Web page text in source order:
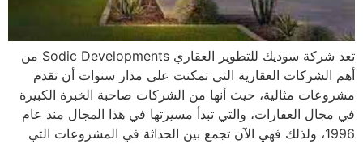
تعد شركة سوديك للتطوير العقاري Sodic Developments من
أهم الشركات العقارية التي تمكنت على مدار سنوات أن تقدم
مشروعات مثالية، حيث أنها من الشركات صاحبة الخبرة الكبيرة
في مجال العقارات، والتي تبدأ مسيرتها في هذا المجال منذ عام
1996، ولذلك فهي الآن تجمع بين الحداثة في المشروعات التي